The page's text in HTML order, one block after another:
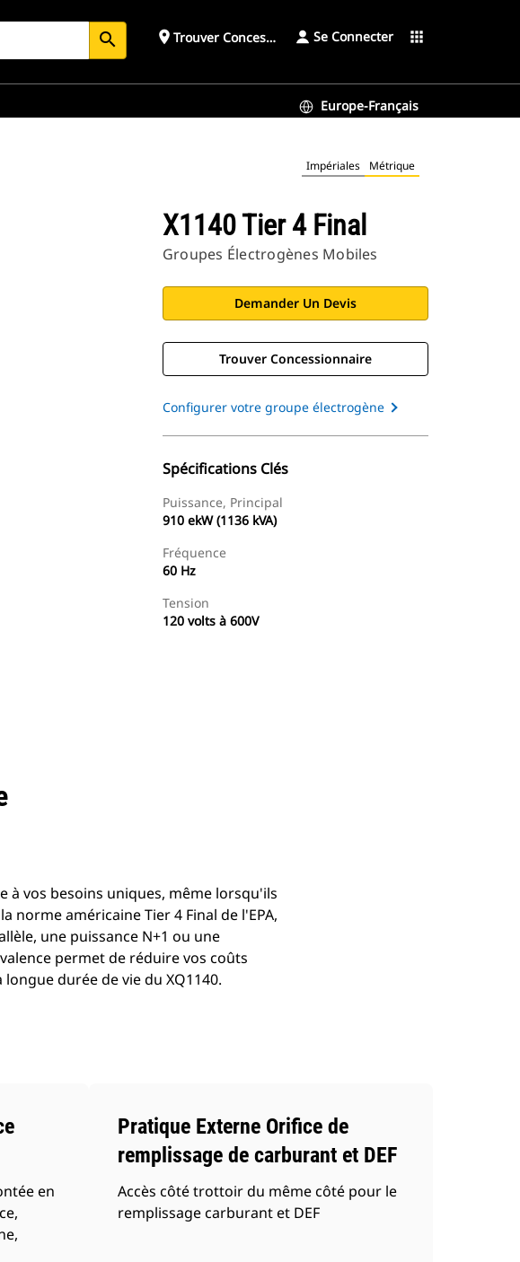
search place Trouver ConcessionnaireSe Connecter apps
Europe-Français
Impériales Métrique
X1140 Tier 4 Final
Groupes Électrogènes Mobiles
Demander Un Devis
Trouver Concessionnaire
Configurer votre groupe électrogène
Spécifications Clés
Puissance, Principal
910 ekW (1136 kVA)
Fréquence
60 Hz
Tension
120 volts à 600V
vos besoins uniques, même lorsqu'ils
norme américaine Tier 4 Final de l'EPA,
une puissance N+1 ou une
permet de réduire vos coûts
durée de vie du XQ1140.
en
Pratique Externe Orifice de
remplissage de carburant et DEF
Accès côté trottoir du même côté pour le
remplissage carburant et DEF